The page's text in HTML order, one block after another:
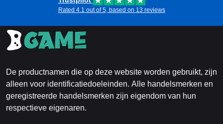
Rated 4.1 out of 5, based on 13 reviews
De productnamen die op deze website worden gebruikt, zijn
alleen voor identificatiedoeleinden. Alle handelsmerken en
geregistreerde handelsmerken zijn eigendom van hun
respectieve eigenaren.